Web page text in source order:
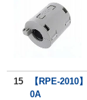
15
【RPE-2010
0A